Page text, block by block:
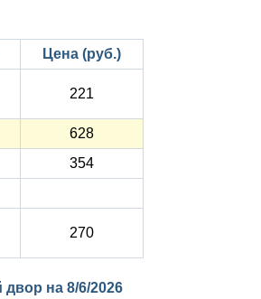
Цена (руб.)
221
628
354
270
двор на 8/6/2026